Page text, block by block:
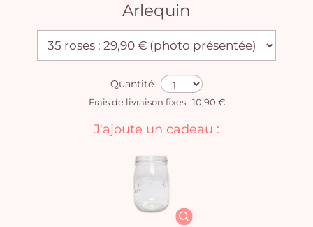
Arlequin
Quantité
Frais de livraison fixes : 10,90 €
J'ajoute un cadeau :